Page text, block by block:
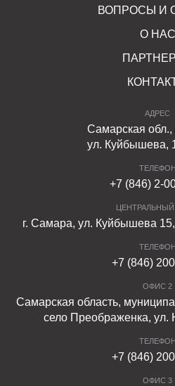
ВОПРОСЫ И
О НАС
АДРЕС
Самарская обл.,
ул. Куйбышева,
ТЕЛЕФОН
+7 (846) 2-
г. Самара, ул. Куйбышева
ТЕЛЕФОН
+7 (846)
ОФИС 2
Самарская область,
село Преображенка,
ТЕЛЕФОН
+7 (846)
ОФИС 3